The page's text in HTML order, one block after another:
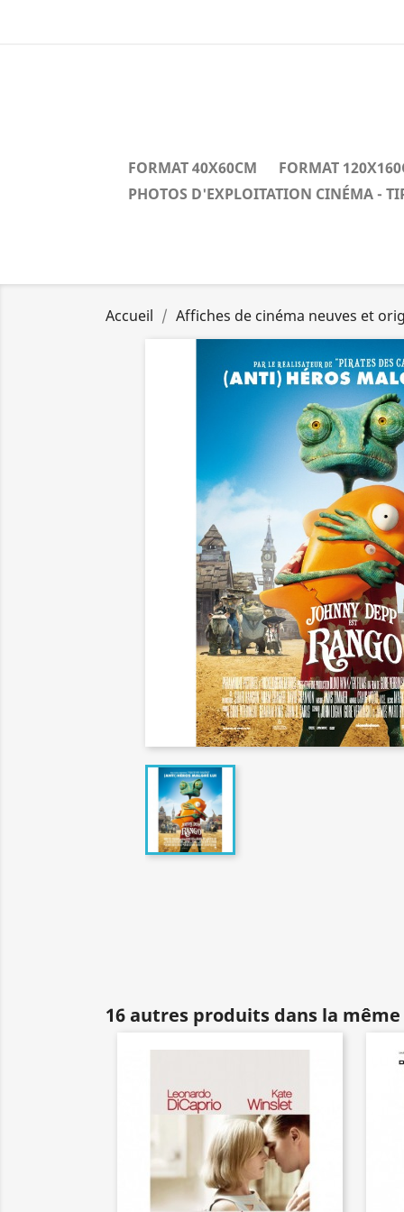
FORMAT 40X60CM FORMAT
PHOTOS D'EXPLOITATION CINÉMA -
Accueil Affiches de cinéma neuves et
16 autres produits dans la